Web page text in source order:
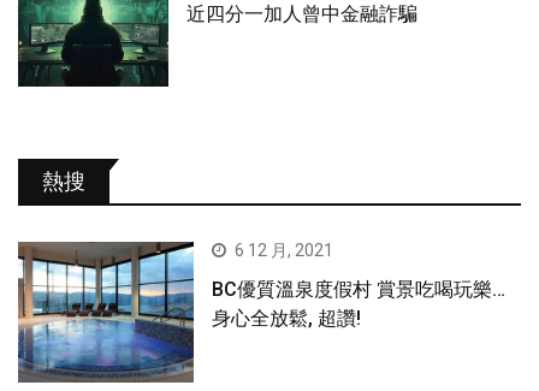
近四分一加人曾中金融詐騙
熱搜
6 12 月, 2021
BC優質溫泉度假村 賞景吃喝玩樂…
身心全放鬆, 超讚!